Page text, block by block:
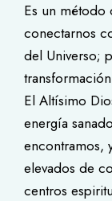
Es un método
conectarnos
del Universo;
El Altísimo
energía
encontramos,
elevados de
centros